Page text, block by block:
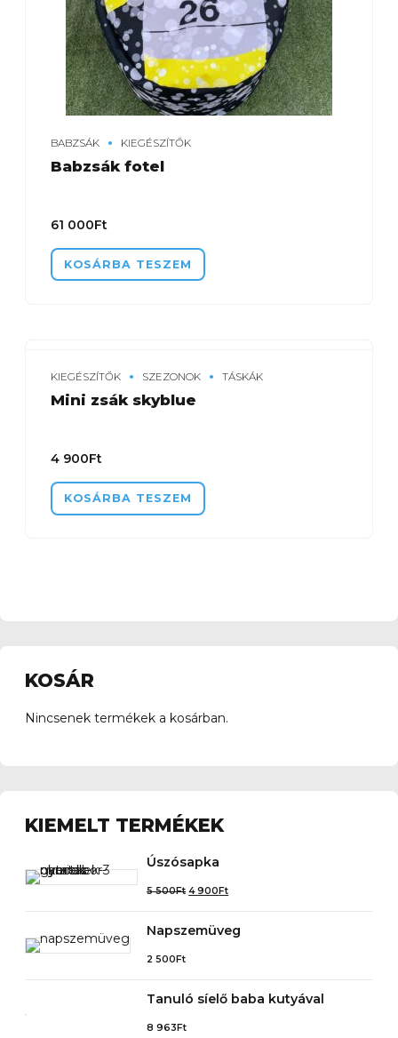
BABZSÁK KIEGÉSZÍTŐK
Babzsák fotel
61 000Ft
KOSÁRBA TESZEM
KIEGÉSZÍTŐK SZEZONOK TÁSKÁK
Mini zsák skyblue
4 900Ft
KOSÁRBA TESZEM
KOSÁR
Nincsenek termékek a kosárban.
KIEMELT TERMÉKEK
Úszósapka
5 500Ft 4 900Ft
Napszemüveg
2 500Ft
Tanuló síelő baba kutyával
8 963Ft